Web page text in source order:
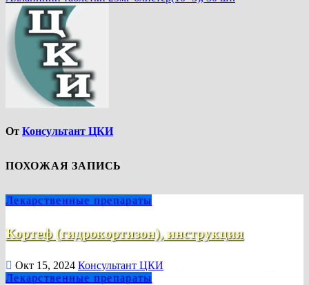
От Консультант ЦКИ
ПОХОЖАЯ ЗАПИСЬ
Лекарственные препараты
Кортеф (гидрокортизон), инструкция
Окт 15, 2024 Консультант ЦКИ
Лекарственные препараты